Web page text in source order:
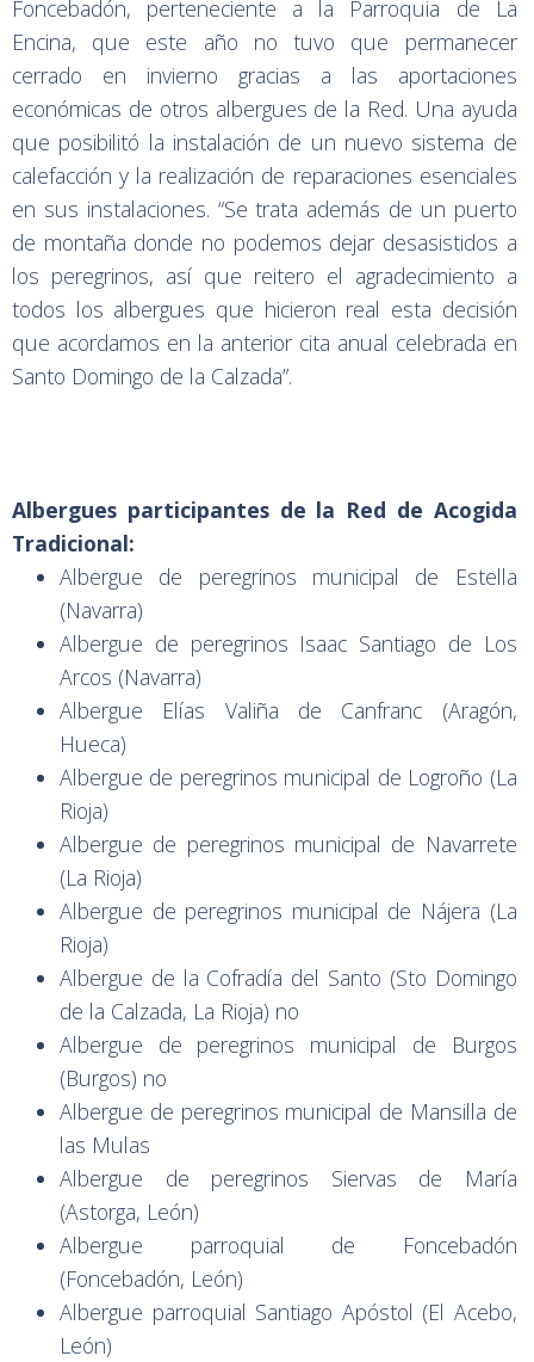
Foncebadón, perteneciente a la Parroquia de La
Encina, que este año no tuvo que permanecer
cerrado en invierno gracias a las aportaciones
económicas de otros albergues de la Red. Una ayuda
que posibilitó la instalación de un nuevo sistema de
calefacción y la realización de reparaciones esenciales
en sus instalaciones. “Se trata además de un puerto
de montaña donde no podemos dejar desasistidos a
los peregrinos, así que reitero el agradecimiento a
todos los albergues que hicieron real esta decisión
que acordamos en la anterior cita anual celebrada en
Santo Domingo de la Calzada”.
Albergues participantes de la Red de Acogida
Tradicional:
Albergue de peregrinos municipal de Estella
(Navarra)
Albergue de peregrinos Isaac Santiago de Los
Arcos (Navarra)
Albergue Elías Valiña de Canfranc (Aragón,
Hueca)
Albergue de peregrinos municipal de Logroño (La
Rioja)
Albergue de peregrinos municipal de Navarrete
(La Rioja)
Albergue de peregrinos municipal de Nájera (La
Rioja)
Albergue de la Cofradía del Santo (Sto Domingo
de la Calzada, La Rioja) no
Albergue de peregrinos municipal de Burgos
(Burgos) no
Albergue de peregrinos municipal de Mansilla de
las Mulas
Albergue de peregrinos Siervas de María
(Astorga, León)
Albergue parroquial de Foncebadón
(Foncebadón, León)
Albergue parroquial Santiago Apóstol (El Acebo,
León)